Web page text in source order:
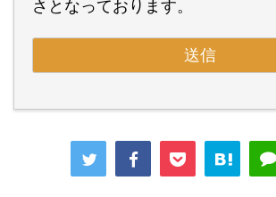
さとなっております。